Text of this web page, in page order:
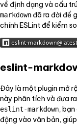
về định dạng và cấu
markdownđã ra đời để
chính ESLint để kiểm
eslint-
Đây là một plugin mở
này phân tích và đưa
eslint-markdown,
động vào văn bản,